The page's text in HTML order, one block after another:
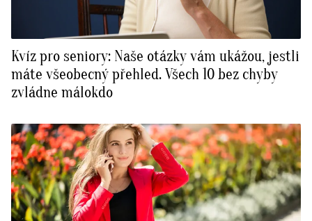
Kvíz pro seniory: Naše otázky vám ukážou, jestli
máte všeobecný přehled. Všech 10 bez chyby
zvládne málokdo